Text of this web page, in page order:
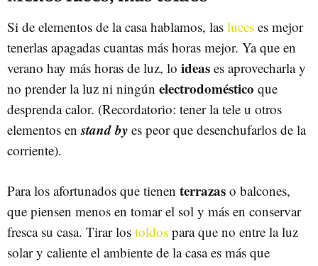
Si de elementos de la casa hablamos, las luces es mejor
tenerlas apagadas cuantas más horas mejor. Ya que en
verano hay más horas de luz, lo ideas es aprovecharla y
no prender la luz ni ningún electrodoméstico que
desprenda calor. (Recordatorio: tener la tele u otros
elementos enstand by es peor que desenchufarlos de la
corriente).
Para los afortunados que tienen terrazas o balcones,
que piensen menos en tomar el sol y más en conservar
fresca su casa. Tirar los toldos para que no entre la luz
solar y caliente el ambiente de la casa es más que